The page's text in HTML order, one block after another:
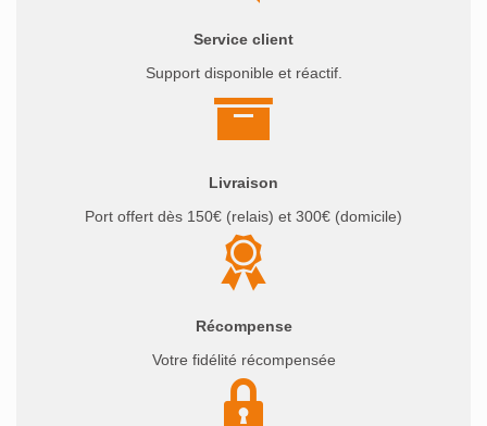
Service client
Support disponible et réactif.
Livraison
Port offert dès 150€ (relais) et 300€ (domicile)
Récompense
Votre fidélité récompensée